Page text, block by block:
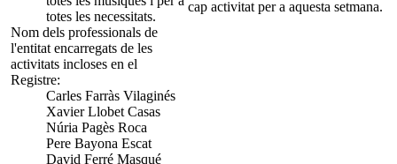
totes les necessitats.
Nom dels professionals de
l'entitat encarregats de les
activitats incloses en el
Registre:
Carles Farràs Vilaginés
Xavier Llobet Casas
Núria Pagès Roca
Pere Bayona Escat
David Ferré Masqué
cap activitat per a aquesta setmana.